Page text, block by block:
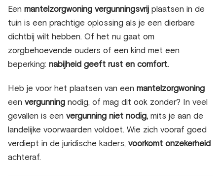
Een mantelzorgwoning vergunningsvrij plaatsen in de
tuin is een prachtige oplossing als je een dierbare
dichtbij wilt hebben. Of het nu gaat om
zorgbehoevende ouders of een kind met een
beperking: nabijheid geeft rust en comfort.
Heb je voor het plaatsen van een mantelzorgwoning
een vergunning nodig, of mag dit ook zonder? In veel
gevallen is een vergunning niet nodig, mits je aan de
landelijke voorwaarden voldoet. Wie zich vooraf goed
verdiept in de juridische kaders, voorkomt onzekerheid
achteraf.